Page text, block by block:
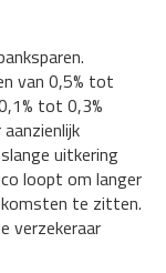
van 0,5% tot
tot 0,3%
uitkering
loopt om langer
te zitten.
verzekeraar